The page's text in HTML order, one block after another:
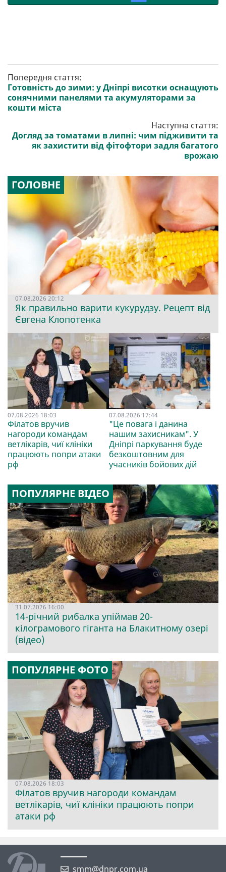
Попередня стаття:
Готовність до зими: у Дніпрі висотки оснащують
сонячними панелями та акумуляторами за
кошти міста
Наступна стаття:
Догляд за томатами в липні: чим підживити та
як захистити від фітофтори задля багатого
врожаю
ГОЛОВНЕ
07.08.2026 20:12
Як правильно варити кукурудзу. Рецепт від
Євгена Клопотенка
07.08.2026 18:03
Філатов вручив
нагороди командам
ветлікарів, чиї клініки
працюють попри атаки
рф
07.08.2026 17:44
"Це повага і данина
нашим захисникам". У
Дніпрі паркування буде
безкоштовним для
учасників бойових дій
ПОПУЛЯРНЕ ВІДЕО
31.07.2026 16:00
14-річний рибалка упіймав 20-
кілограмового гіганта на Блакитному озері
(відео)
ПОПУЛЯРНЕ ФОТО
07.08.2026 18:03
Філатов вручив нагороди командам
ветлікарів, чиї клініки працюють попри
атаки рф
smm@dnpr.com.ua